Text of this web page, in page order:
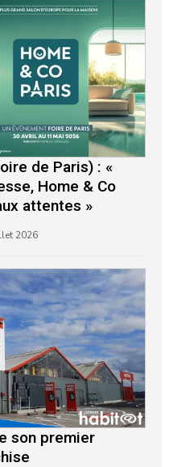
de Paris) : «
Home & Co
attentes »
2026
son premier